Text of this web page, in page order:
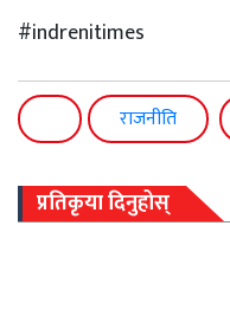
#indrenitimes
राजनीति
प्रतिकृया दिनुहोस्